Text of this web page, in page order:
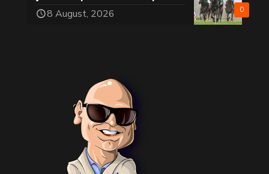
0
8 August, 2026